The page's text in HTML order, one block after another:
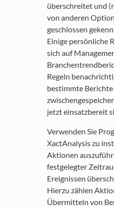
überschreitet und
von anderen
geschlossen
Einige persönliche
sich auf
Regeln
bestimmte Berichte
jetzt einsatzbereit
Verwenden Sie
XactAnalysis zu
Aktionen
festgelegter
Ereignissen
Hierzu zählen
Übermitteln von